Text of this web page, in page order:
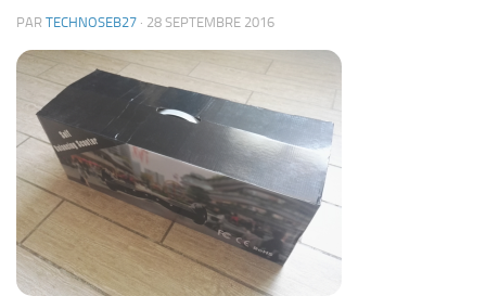
PAR TECHNOSEB27 · 28 SEPTEMBRE 2016